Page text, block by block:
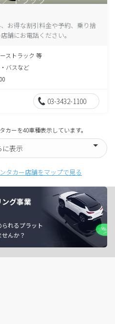
お得な割引料金や予約、乗り捨
舗にお電話ください。
ストラック 等
バスなど
03-3432-1100
ーを40車種表示しています。
に表示
タカー店舗をマップで見る
グ事業
れるプラット
んか？